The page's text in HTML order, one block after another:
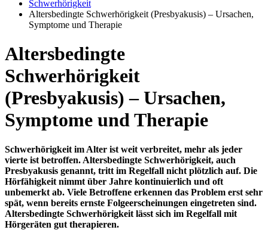
Schwerhörigkeit
Altersbedingte Schwerhörigkeit (Presbyakusis) – Ursachen,
Symptome und Therapie
Altersbedingte
Schwerhörigkeit
(Presbyakusis) – Ursachen,
Symptome und Therapie
Schwerhörigkeit im Alter ist weit verbreitet, mehr als jeder
vierte ist betroffen. Altersbedingte Schwerhörigkeit, auch
Presbyakusis genannt, tritt im Regelfall nicht plötzlich auf. Die
Hörfähigkeit nimmt über Jahre kontinuierlich und oft
unbemerkt ab. Viele Betroffene erkennen das Problem erst sehr
spät, wenn bereits ernste Folgeerscheinungen eingetreten sind.
Altersbedingte Schwerhörigkeit lässt sich im Regelfall mit
Hörgeräten gut therapieren.